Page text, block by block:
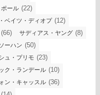
ール (22)
ベイツ・ディオプ(12)
(66) サディアス・ヤング (8)
ーハン (50)
ュ・プリモ (23)
ク・ランデール (10)
ン・キャッスル (36)